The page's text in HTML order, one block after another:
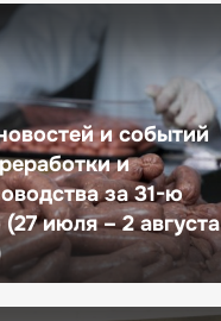
и событий
и
за 31-ю
июля – 2 августа